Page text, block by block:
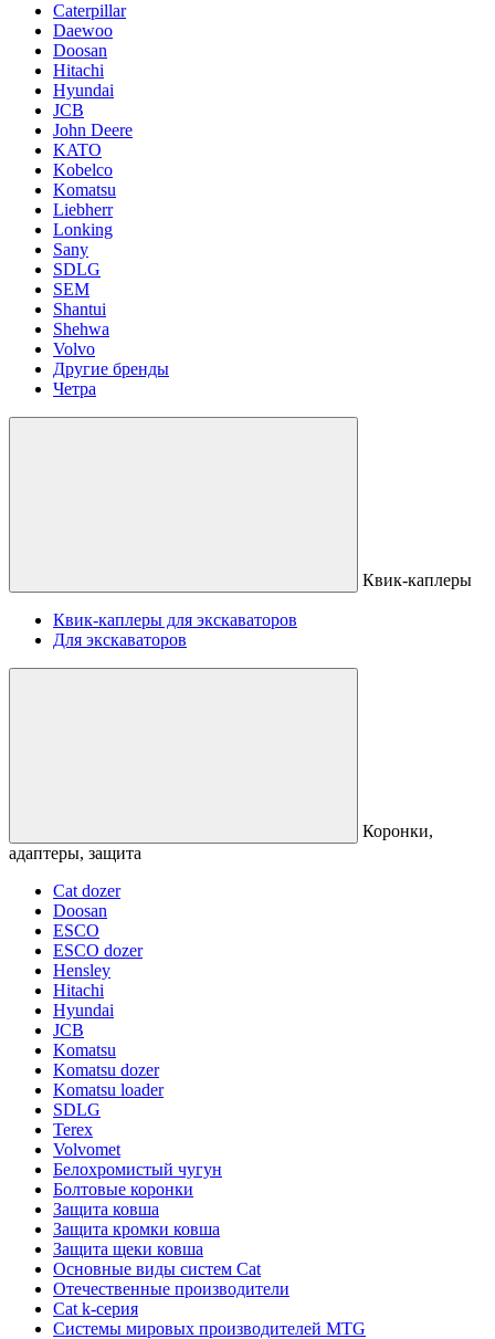
Caterpillar
Daewoo
Doosan
Hitachi
Hyundai
JCB
John Deere
KATO
Kobelco
Komatsu
Liebherr
Lonking
Sany
SDLG
SEM
Shantui
Shehwa
Volvo
Другие бренды
Четра
Квик-каплеры
Квик-каплеры для экскаваторов
Для экскаваторов
Коронки,
адаптеры, защита
Cat dozer
Doosan
ESCO
ESCO dozer
Hensley
Hitachi
Hyundai
JCB
Komatsu
Komatsu dozer
Komatsu loader
SDLG
Terex
Volvomet
Белохромистый чугун
Болтовые коронки
Защита ковша
Защита кромки ковша
Защита щеки ковша
Основные виды систем Cat
Отечественные производители
Сat k-серия
Системы мировых производителей MTG